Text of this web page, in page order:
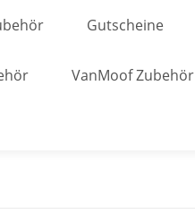
Gutscheine
VanMoof Zubehör